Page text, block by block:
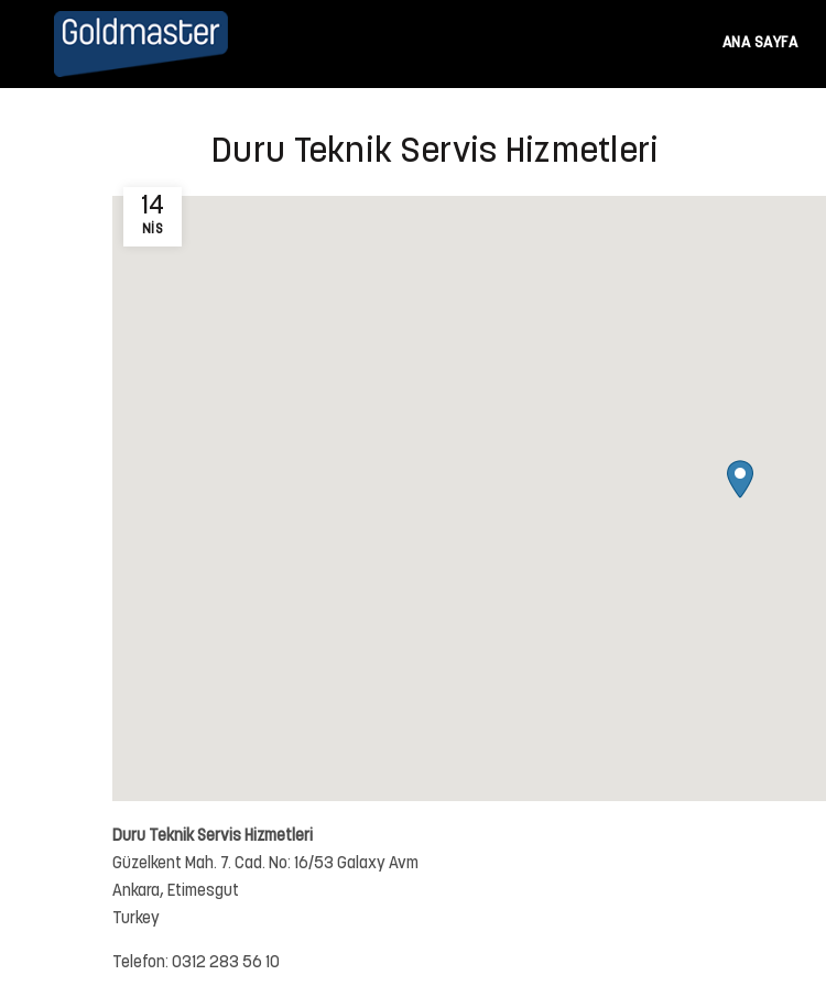
ANA SAYFA
14
NIS
Duru Teknik Servis Hizmetleri
Duru Teknik Servis Hizmetleri
Güzelkent Mah. 7. Cad. No: 16/53 Galaxy Avm
Ankara, Etimesgut
Turkey
Telefon: 0312 283 56 10